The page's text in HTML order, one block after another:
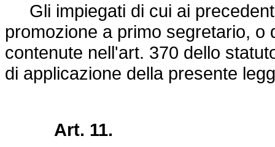
Gli impiegati di cui ai
promozione a primo segretario,
contenute nell'art. 370 dello
di applicazione della presente
Art. 11.